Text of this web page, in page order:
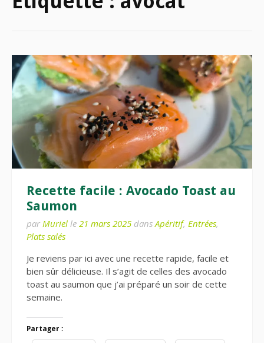
Recette facile : Avocado Toast au
Saumon
par Muriel le 21 mars 2025 dansApéritif, Entrées,
Plats salés
Je reviens par ici avec une recette rapide, facile et
bien sûr délicieuse. Il s’agit de celles des avocado
toast au saumon que j’ai préparé un soir de cette
semaine.
Partager :